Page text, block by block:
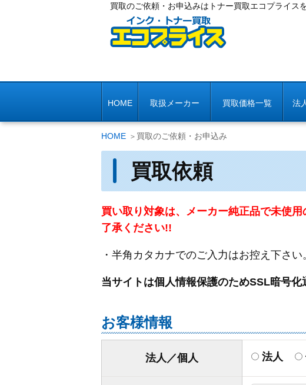
買取のご依頼・お申込みはトナー買取エコプライス
HOME 取扱メーカー 買取価格一覧 法
HOME 買取のご依頼・お申込み
買取依頼
買い取り対象は、メーカー純正品で未使
了承ください!!
・半角カタカナでのご入力はお控え下さ
当サイトは個人情報保護のためSSL暗号
お客様情報
法人／個人 法人